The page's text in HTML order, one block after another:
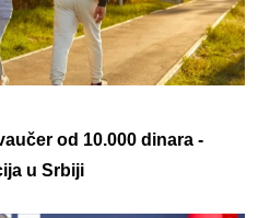
od 10.000 dinara -
u Srbiji